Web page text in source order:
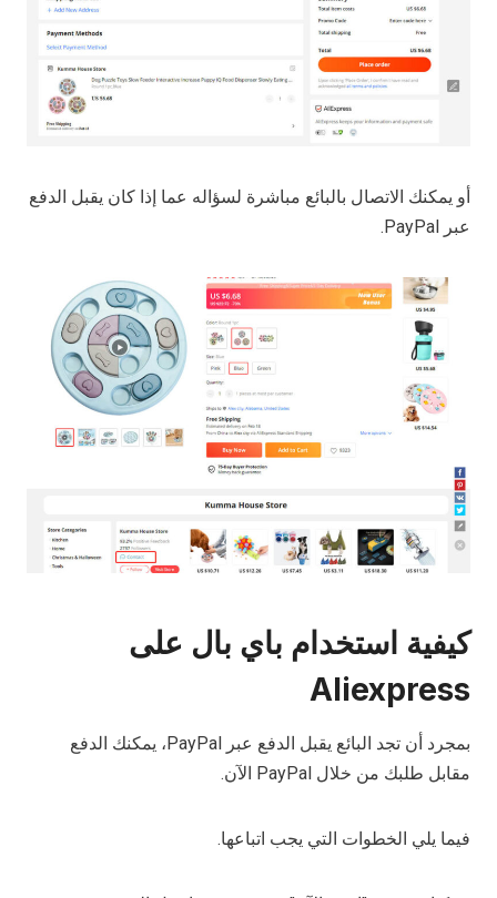
أو يمكنك الاتصال بالبائع مباشرة لسؤاله عما إذا كان يقبل الدفع
عبر PayPal.
كيفية استخدام باي بال على
Aliexpress
بمجرد أن تجد البائع يقبل الدفع عبر PayPal، يمكنك الدفع
مقابل طلبك من خلال PayPal الآن.
فيما يلي الخطوات التي يجب اتباعها.